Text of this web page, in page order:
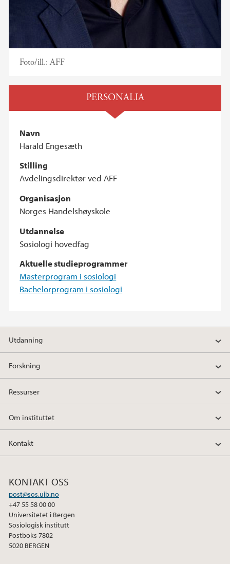
Foto/ill.:AFF
PERSONALIA
Navn
Harald Engesæth
Stilling
Avdelingsdirektør ved AFF
Organisasjon
Norges Handelshøyskole
Utdannelse
Sosiologi hovedfag
Aktuelle studieprogrammer
Masterprogram i sosiologi
Bachelorprogram i sosiologi
Utdanning
Forskning
Ressurser
Om instituttet
Kontakt
KONTAKT OSS
post@sos.uib.no
+47 55 58 00 00
Universitetet i Bergen
Sosiologisk institutt
Postboks 7802
5020 BERGEN